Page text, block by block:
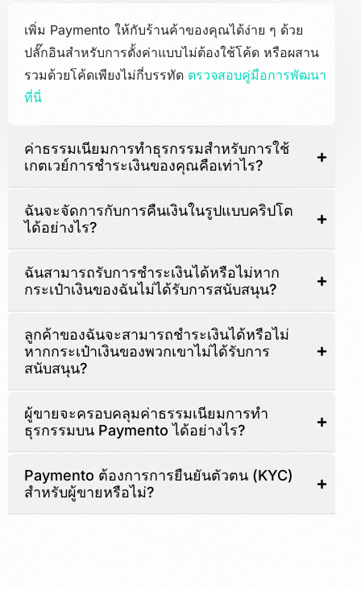
เพิ่ม Paymento ให้กับร้านค้าของคุณได้ง่าย ๆ ด้วย
ปลั๊กอินสำหรับการตั้งค่าแบบไม่ต้องใช้โค้ด หรือผสาน
รวมด้วยโค้ดเพียงไม่กี่บรรทัด ตรวจสอบคู่มือการพัฒนา
ที่นี่
ค่าธรรมเนียมการทำธุรกรรมสำหรับการใช้
เกตเวย์การชำระเงินของคุณคือเท่าไร?
ฉันจะจัดการกับการคืนเงินในรูปแบบคริปโต
ได้อย่างไร?
ฉันสามารถรับการชำระเงินได้หรือไม่หาก
กระเป๋าเงินของฉันไม่ได้รับการสนับสนุน?
ลูกค้าของฉันจะสามารถชำระเงินได้หรือไม่
หากกระเป๋าเงินของพวกเขาไม่ได้รับการ
สนับสนุน?
ผู้ขายจะครอบคลุมค่าธรรมเนียมการทำ
ธุรกรรมบน Paymento ได้อย่างไร?
Paymento ต้องการการยืนยันตัวตน (KYC)
สำหรับผู้ขายหรือไม่?